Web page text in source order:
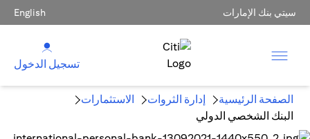
سيتي بنك الإمارات English
تسجيل الدخول
الصفحة الرئيسية إدارة الثروات
الاستثمارات
البنك الشخصي الدولي